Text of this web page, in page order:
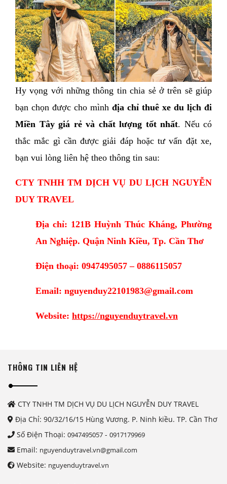
Hy vọng với những thông tin chia sẻ ở trên sẽ giúp
bạn chọn được cho mình địa chỉ thuê xe du lịch đi
Miền Tây giá rẻ và chất lượng tốt nhất. Nếu có
thắc mắc gì cần được giải đáp hoặc tư vấn đặt xe,
bạn vui lòng liên hệ theo thông tin sau:
CTY TNHH TM DỊCH VỤ DU LỊCH NGUYỄN
DUY TRAVEL
Địa chỉ: 121B Huỳnh Thúc Kháng, Phường
An Nghiệp. Quận Ninh Kiều, Tp. Cần Thơ
Điện thoại: 0947495057 – 0886115057
Email: nguyenduy22101983@gmail.com
Website: https://nguyenduytravel.vn
THÔNG TIN LIÊN HỆ
CTY TNHH TM DỊCH VỤ DU LỊCH NGUYỄN DUY TRAVEL
Địa Chỉ: 90/32/16/15 Hùng Vương. P. Ninh kiều. TP. Cần Thơ
Số Điện Thoại: 0947495057 - 0917179969
Email: nguyenduytravel.vn@gmail.com
Website: nguyenduytravel.vn